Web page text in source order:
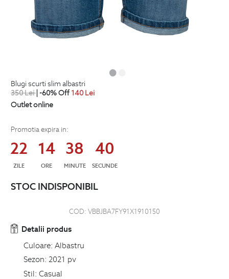
blugi scurti slim albastri
350Lei| -60% Off 140 Lei
Outlet online
Promotia expira in:
22
ZILE
14
ORE
38
MINUTE
40
SECUNDE
STOC INDISPONIBIL
COD: VBBJBA7FY91X1910150
Detalii produs
Culoare: Albastru
Sezon: 2021 pv
Stil: Casual